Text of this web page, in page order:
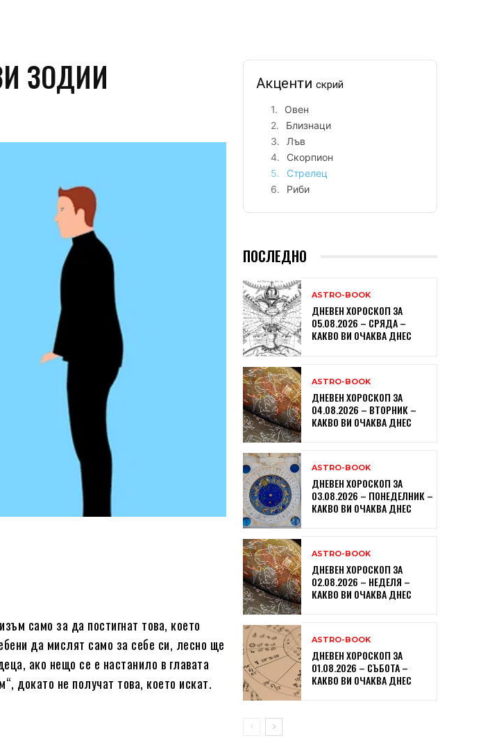
ЗОДИИ
само за да постигнат това, което
да мислят само за себе си, лесно ще
ако нещо се е настанило в главата
докато не получат това, което искат.
Акценти скрий
Овен
Близнаци
Лъв
Скорпион
Стрелец
Риби
ПОСЛЕДНО
ASTRO-BOOK
ДНЕВЕН ХОРОСКОП ЗА
05.08.2026 – СРЯДА –
КАКВО ВИ ОЧАКВА ДНЕС
ASTRO-BOOK
ДНЕВЕН ХОРОСКОП ЗА
04.08.2026 – ВТОРНИК –
КАКВО ВИ ОЧАКВА ДНЕС
ASTRO-BOOK
ДНЕВЕН ХОРОСКОП ЗА
03.08.2026 – ПОНЕДЕЛНИК –
КАКВО ВИ ОЧАКВА ДНЕС
ASTRO-BOOK
ДНЕВЕН ХОРОСКОП ЗА
02.08.2026 – НЕДЕЛЯ –
КАКВО ВИ ОЧАКВА ДНЕС
ASTRO-BOOK
ДНЕВЕН ХОРОСКОП ЗА
01.08.2026 – СЪБОТА –
КАКВО ВИ ОЧАКВА ДНЕС